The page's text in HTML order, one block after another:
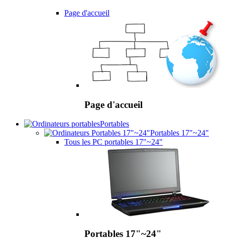
Page d'accueil
Page d'accueil
Portables
Portables 17"~24"
Tous les PC portables 17"~24"
Portables 17"~24"